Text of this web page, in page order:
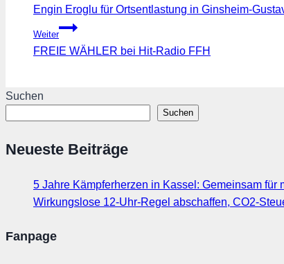
Engin Eroglu für Ortsentlastung in Ginsheim-
Weiter
FREIE WÄHLER bei Hit-Radio FFH
Suchen
Suchen
Neueste Beiträge
5 Jahre Kämpferherzen in Kassel: Gemeinsam
Wirkungslose 12-Uhr-Regel abschaffen, CO2-
Fanpage